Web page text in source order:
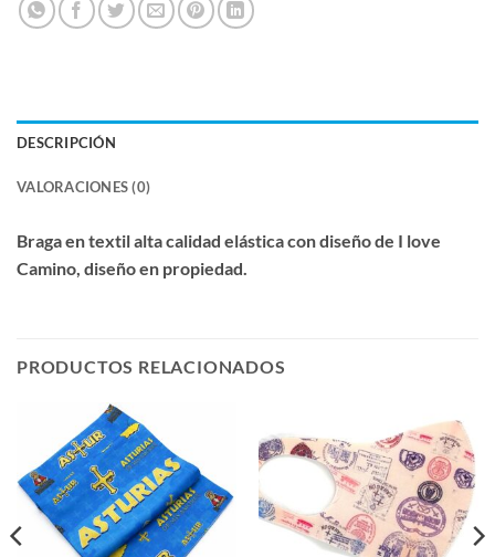
DESCRIPCIÓN
VALORACIONES (0)
Braga en textil alta calidad elástica con diseño de I love
Camino, diseño en propiedad.
PRODUCTOS RELACIONADOS